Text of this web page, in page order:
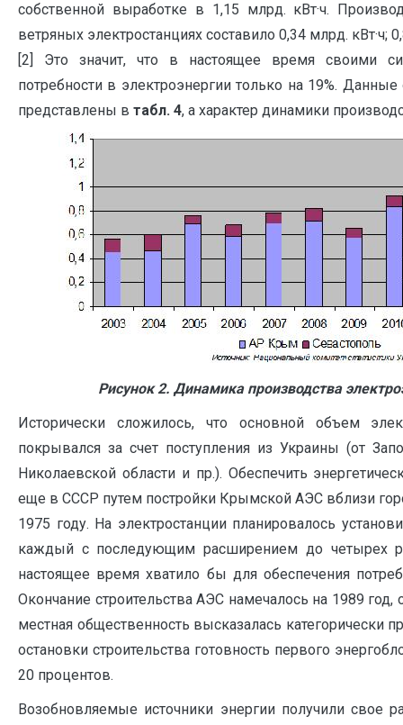
собственной выработке в 1,15 млрд. кВт·ч.
ветряных электростанциях составило 0,34 млрд.
[2] Это значит, что в настоящее время своими
потребности в электроэнергии только на 19%.
представлены в табл. 4, а характер динамики
Рисунок 2. Динамика производства
Исторически сложилось, что основной объем
покрывался за счет поступления из Украины (от
Николаевской области и пр.). Обеспечить
еще в СССР путем постройки Крымской АЭС вблизи
1975 году. На электростанции планировалось
каждый с последующим расширением до четырех
настоящее время хватило бы для обеспечения
Окончание строительства АЭС намечалось на 1989
местная общественность высказалась категорически
остановки строительства готовность первого
20 процентов.
Возобновляемые источники энергии получили